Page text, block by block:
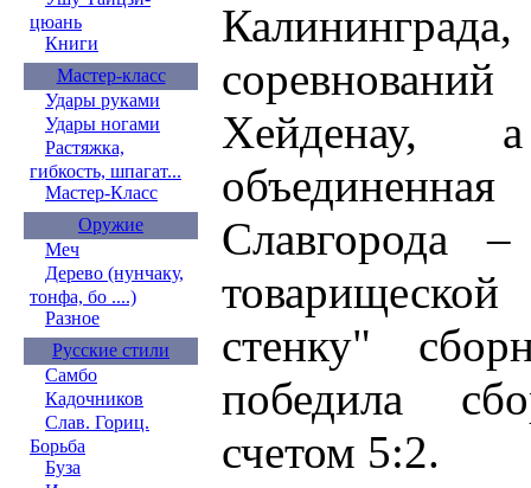
цюань
Книги
Мастер-класс
Удары руками
Удары ногами
Растяжка,
гибкость, шпагат...
Мастер-Класс
Оружие
Меч
Дерево (нунчаку,
тонфа, бо ....)
Разное
Русские стили
Самбо
Кадочников
Слав. Гориц.
Борьба
Буза
Хейденау,
Славгорода
стенку"
победила
счетом 5:2.